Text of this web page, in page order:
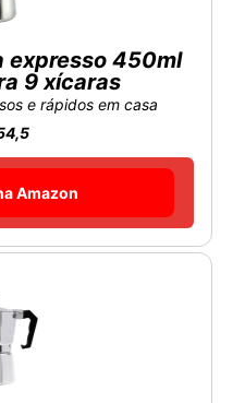
expresso 450ml
9 xícaras
e rápidos em casa
Amazon